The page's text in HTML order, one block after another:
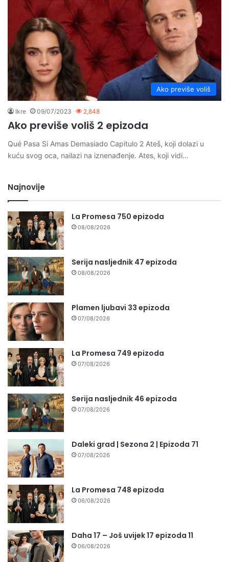
Ako previše voliš
Ikre 09/07/2023 2,848
Ako previše voliš 2 epizoda
Qué Pasa Si Amas Demasiado Capitulo 2 Ateš, koji dolazi u
kuću svog oca, nailazi na iznenađenje. Ates, koji vidi…
Najnovije
La Promesa 750 epizoda
08/08/2026
Serija nasljednik 47 epizoda
08/08/2026
Plamen ljubavi 33 epizoda
07/08/2026
La Promesa 749 epizoda
07/08/2026
Serija nasljednik 46 epizoda
07/08/2026
Daleki grad | Sezona 2 | Epizoda 71
07/08/2026
La Promesa 748 epizoda
06/08/2026
Daha 17 – Još uvijek 17 epizoda 11
06/08/2026